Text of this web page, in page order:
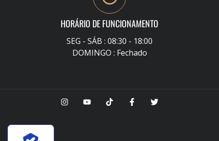
HORÁRIO DE FUNCIONAMENTO
SEG - SÁB : 08:30 - 18:00
DOMINGO : Fechado